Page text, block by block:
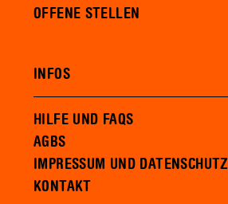
OFFENE STELLEN
INFOS
HILFE UND FAQS
AGBS
IMPRESSUM UND DATENSCHUTZ
KONTAKT